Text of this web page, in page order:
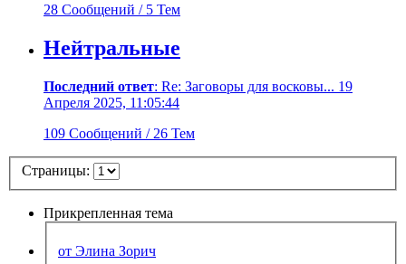
28 Сообщений / 5 Тем
Нейтральные
Последний ответ: Re: Заговоры для восковы... 19
Апреля 2025, 11:05:44
109 Сообщений / 26 Тем
Страницы:
Прикрепленная тема
от Элина Зорич